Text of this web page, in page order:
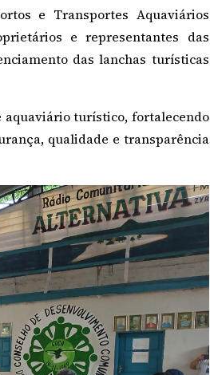
e Transportes Aquaviários
e representantes das
das lanchas turísticas
turístico, fortalecendo
qualidade e transparência